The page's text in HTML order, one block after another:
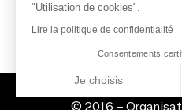
© 2016 –
"Utilisation de cookies".
Lire la politique de confidentialité
Consentements
Je choisis
Axeptio consent
Plateforme de Gestion du